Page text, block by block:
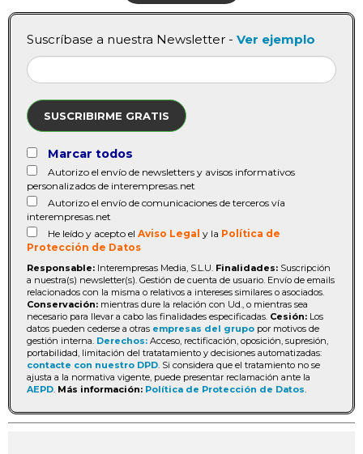
Suscríbase a nuestra Newsletter - Ver ejemplo
SUSCRIBIRME GRATIS
Marcar todos
Autorizo el envío de newsletters y avisos informativos
personalizados de interempresas.net
Autorizo el envío de comunicaciones de terceros vía
interempresas.net
He leído y acepto el Aviso Legal y la Política de
Protección de Datos
Responsable: Interempresas Media, S.L.U. Finalidades: Suscripción
a nuestra(s) newsletter(s). Gestión de cuenta de usuario. Envío de emails
relacionados con la misma o relativos a intereses similares o asociados.
Conservación: mientras dure la relación con Ud., o mientras sea
necesario para llevar a cabo las finalidades especificadas. Cesión: Los
datos pueden cederse a otras empresas del grupo por motivos de
gestión interna. Derechos: Acceso, rectificación, oposición, supresión,
portabilidad, limitación del tratatamiento y decisiones automatizadas:
contacte con nuestro DPD. Si considera que el tratamiento no se
ajusta a la normativa vigente, puede presentar reclamación ante la
AEPD. Más información: Política de Protección de Datos.